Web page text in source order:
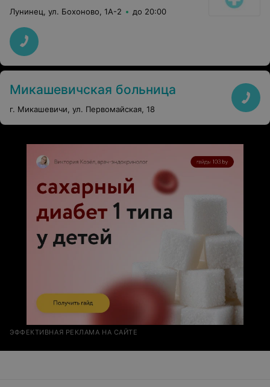
Лунинец, ул. Бохоново, 1А-2 до 20:00
Микашевичская больница
г. Микашевичи, ул. Первомайская, 18
ЭФФЕКТИВНАЯ РЕКЛАМА НА САЙТЕ